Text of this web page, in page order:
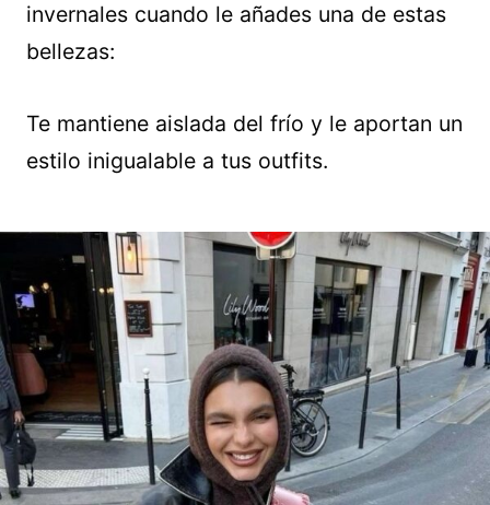
invernales cuando le añades una de estas
bellezas:
Te mantiene aislada del frío y le aportan un
estilo inigualable a tus outfits.